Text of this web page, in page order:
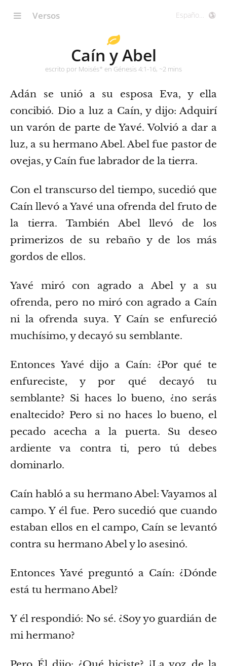
Versos
Caín y Abel
escrito por Moisés* en Génesis 4:1-16, ~2 mins
Adán se unió a su esposa Eva, y ella
concibió. Dio a luz a Caín, y dijo: Adquirí
un varón de parte de Yavé.Volvió a dar a
luz, a su hermano Abel. Abel fue pastor de
ovejas, y Caín fue labrador de la tierra.
Con el transcurso del tiempo, sucedió que
Caín llevó a Yavé una ofrenda del fruto de
la tierra. También Abel llevó de los
primerizos de su rebaño y de los más
gordos de ellos.
Yavé miró con agrado a Abel y a su
ofrenda,pero no miró con agrado a Caín
ni la ofrenda suya. Y Caín se enfureció
muchísimo, y decayó su semblante.
Entonces Yavé dijo a Caín: ¿Por qué te
enfureciste, y por qué decayó tu
semblante? Si haces lo bueno, ¿no serás
enaltecido? Pero si no haces lo bueno, el
pecado acecha a la puerta. Su deseo
ardiente va contra ti, pero tú debes
dominarlo.
Caín habló a su hermano Abel: Vayamos al
campo. Y él fue. Pero sucedió que cuando
estaban ellos en el campo, Caín se levantó
contra su hermano Abel y lo asesinó.
Entonces Yavé preguntó a Caín: ¿Dónde
está tu hermano Abel?
Y él respondió: No sé. ¿Soy yo guardián de
mi hermano?